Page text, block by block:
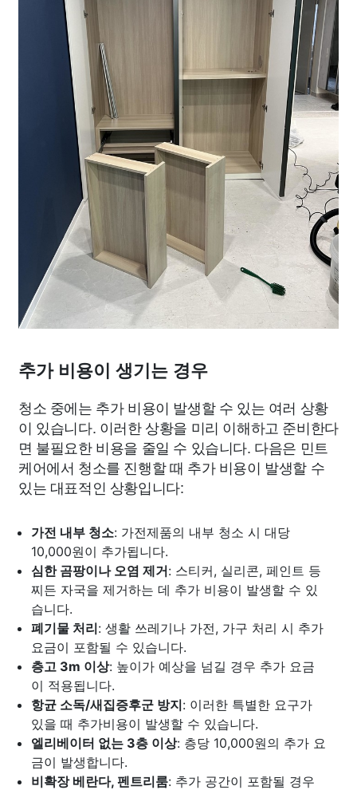
추가 비용이 생기는 경우
청소 중에는 추가 비용이 발생할 수 있는 여러 상황
이 있습니다. 이러한 상황을 미리 이해하고 준비한다
면 불필요한 비용을 줄일 수 있습니다. 다음은 민트
케어에서 청소를 진행할 때 추가 비용이 발생할 수
있는 대표적인 상황입니다:
가전 내부 청소: 가전제품의 내부 청소 시 대당
10,000원이 추가됩니다.
심한 곰팡이나 오염 제거: 스티커, 실리콘, 페인트 등
찌든 자국을 제거하는 데 추가 비용이 발생할 수 있
습니다.
폐기물 처리: 생활 쓰레기나 가전, 가구 처리 시 추가
요금이 포함될 수 있습니다.
층고 3m 이상: 높이가 예상을 넘길 경우 추가 요금
이 적용됩니다.
항균 소독/새집증후군 방지: 이러한 특별한 요구가
있을 때 추가비용이 발생할 수 있습니다.
엘리베이터 없는 3층 이상: 층당 10,000원의 추가 요
금이 발생합니다.
비확장 베란다, 펜트리룸: 추가 공간이 포함될 경우